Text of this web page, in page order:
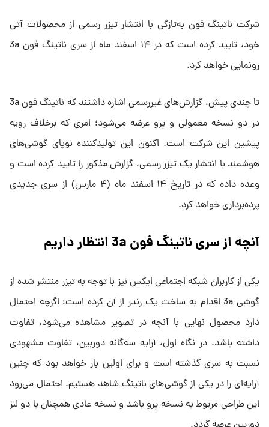
شرکت ناتینگ فون به‌تازگی با انتشار تیزر رسمی از محصولات آتی
خود، تایید کرده است که در ۱۴ اسفند ماه از سری ناتینگ فون 3a
رونمایی خواهد کرد.
تا چندی پیش، گزارش‌های غیررسمی اشاره داشتند که ناتینگ فون 3a
در دو نسخه معمولی و پرو عرضه می‌شود؛ امری که برخلاف رویه
پیشین این شرکت است. اکنون این تولیدکننده نوپای گوشی‌های
هوشمند با انتشار یک تیزر رسمی، گزارش مذکور را تایید کرده است و
وعده داده که در تاریخ ۱۴ اسفند ماه (۴ مارس) از سری جدیدی
پرده‌برداری خواهد کرد.
آنچه از سری ناتینگ فون 3a انتظار داریم
یکی از کاربران شبکه اجتماعی ایکس نیز با توجه به تیزر منتشر شده از
گوشی 3a اقدام به ساخت یک رندر از آن کرده است؛ اگرچه احتمال
دارد محصول نهایی با آنچه در تصویر مشاهده می‌شود، تفاوت
داشته باشد. در نگاه اول، آرایه سه‌گانه دوربین، تفاوت مشهودی
نسبت به سری گذشته است و برای اولین بار خواهد بود که چنین
آرایه‌ای را در یکی از گوشی‌های ناتینگ شاهد هستیم. احتمال می‌رود
این طراحی مربوط به نسخه پرو باشد و نسخه عادی همچنان با دو لنز